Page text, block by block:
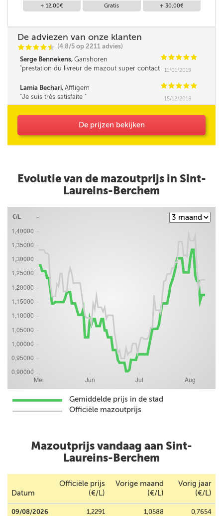
+ 12,00€ Gratis + 30,00€
De adviezen van onze klanten
CCCCi
@ (4.8/5 op 2211 advies)
Serge Bennekens, Ganshoren CCCCC
prestation du livreur de mazout super contact
11/01/2019
Lamia Bechari, Affligem CCCCC
Je suis très satisfaite
15/12/2018
De prijzen bekijken
Evolutie van de mazoutprijs in Sint-
Laureins-Berchem
Gemiddelde prijs in de stad
Officiële mazoutprijs
Mazoutprijs vandaag aan Sint-
Laureins-Berchem
Datum
Officiële prijs
(€/L)
Vorige maand
(€/L)
Vorig jaar
(€/L)
09/08/2026 1,2291 1,0588 0,7654